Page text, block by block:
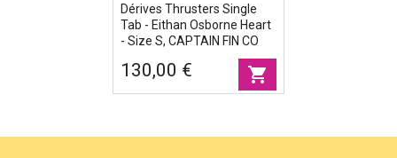
Dérives Thrusters Single
Tab - Eithan Osborne Heart
- Size S, CAPTAIN FIN CO
130,00 € shopping_cart